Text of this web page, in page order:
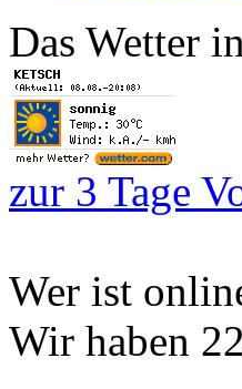
Das Wetter
zur 3 Tage
Wer ist
Wir haben